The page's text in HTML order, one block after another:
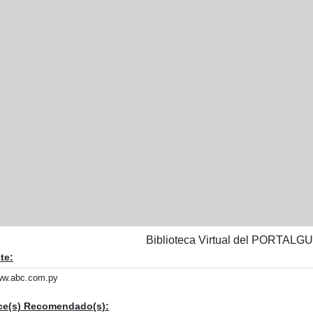
Biblioteca Virtual del
Recomendado(s):